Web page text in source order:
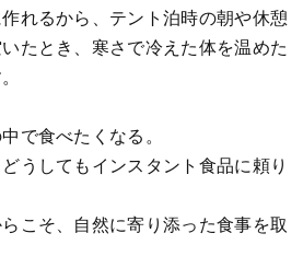
れるから、テント泊時の朝や休憩
たとき、寒さで冷えた体を温めた
で食べたくなる。
うしてもインスタント食品に頼り
こそ、自然に寄り添った食事を取